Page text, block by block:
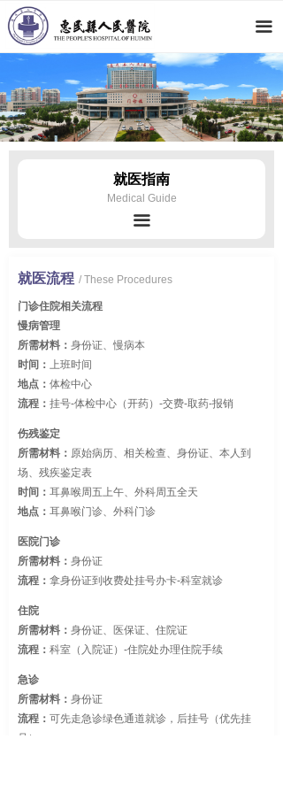
끀
网站首页
医院概况
新闻动态
科室导航
就医指南
就医流程 / These Procedures
门诊住院相关流程
慢病管理
所需材料： 身份证、慢病本
时间： 上班时间
地点： 体检中心
流程： 挂号-体检中心（开药）-交费-取药-报销
伤残鉴定
所需材料： 原始病历、相关检查、身份证、本人到
场、残疾鉴定表
时间： 耳鼻喉周五上午、外科周五全天
地点： 耳鼻喉门诊、外科门诊
医院门诊
所需材料： 身份证
流程： 拿身份证到收费处挂号办卡-科室就诊
住院
所需材料： 身份证、医保证、住院证
流程： 科室（入院证）-住院处办理住院手续
急诊
所需材料： 身份证
流程： 可先走急诊绿色通道就诊，后挂号（优先挂
号）
就医指南
Medical Guide
끀